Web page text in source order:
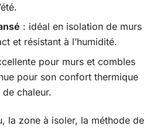
: idéal en isolation de murs
et résistant à l’humidité.
pour murs et combles
pour son confort thermique
chaleur.
la zone à isoler, la méthode de